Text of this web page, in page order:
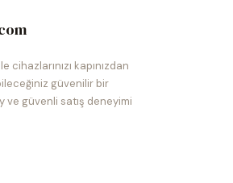
cihazlarınızı kapınızdan
güvenilir bir
ve güvenli satış deneyimi